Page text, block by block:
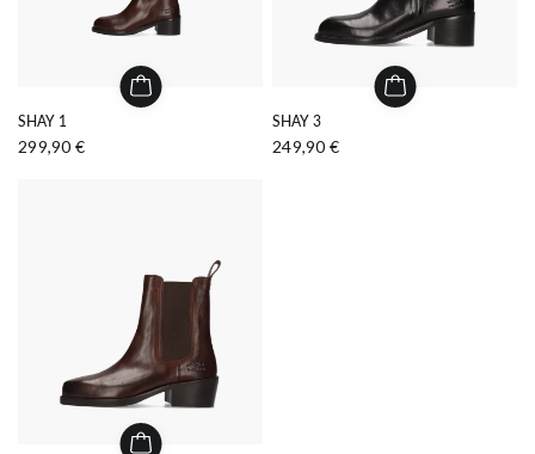
SHAY 1
299,90 €
SHAY 3
249,90 €